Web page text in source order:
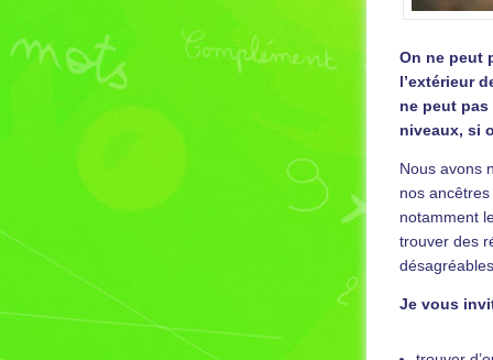
On ne peut
l’extérieur
ne peut
niveaux, si
Nous avons
nos
notamment
trouver des
Je vous